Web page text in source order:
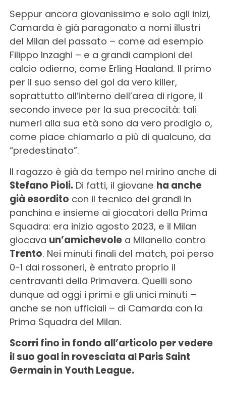
Seppur ancora giovanissimo e solo agli inizi,
Camarda è già paragonato a nomi illustri
del Milan del passato – come ad esempio
Filippo Inzaghi – e a grandi campioni del
calcio odierno, come Erling Haaland. Il primo
per il suo senso del gol da vero killer,
soprattutto all’interno dell’area di rigore, il
secondo invece per la sua precocità: tali
numeri alla sua età sono da vero prodigio o,
come piace chiamarlo a più di qualcuno, da
“predestinato”.
Il ragazzo è già da tempo nel mirino anche di
Stefano Pioli. Di fatti, il giovane ha anche
già esordito con il tecnico dei grandi in
panchina e insieme ai giocatori della Prima
Squadra: era inizio agosto 2023, e il Milan
giocava un’amichevolea Milanello contro
Trento. Nei minuti finali del match, poi perso
0-1 dai rossoneri, è entrato proprio il
centravanti della Primavera. Quelli sono
dunque ad oggi i primi e gli unici minuti –
anche se non ufficiali – di Camarda con la
Prima Squadra del Milan.
Scorri fino in fondo all’articolo per vedere
il suo goal in rovesciata al Paris Saint
Germain in Youth League.